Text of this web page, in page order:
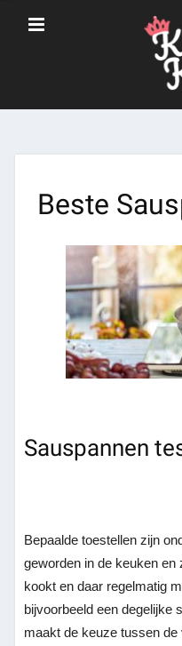
Beste
Sauspannen
Bepaalde toestellen zijn
geworden in de keuken en
kookt en daar regelmatig
bijvoorbeeld een degelijke
maakt de keuze tussen